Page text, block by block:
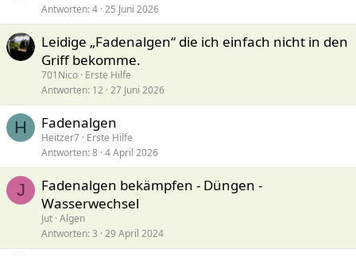
Antworten 4 25 Juni 2026
Leidige „Fadenalgen“ die ich einfach nicht in den
Griff bekomme.
701Nico Erste Hilfe
Antworten 12 27 Juni 2026
H Fadenalgen
Heitzer7 Erste Hilfe
Antworten 8 4 April 2026
J
Fadenalgen bekämpfen - Düngen -
Wasserwechsel
Jut Algen
Antworten 3 29 April 2024